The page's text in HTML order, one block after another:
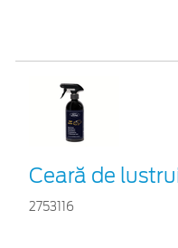
Ceară de
2753116